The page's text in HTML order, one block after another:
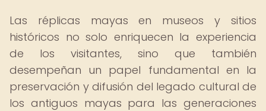
Las réplicas mayas en museos y sitios
históricos no solo enriquecen la experiencia
de los visitantes, sino que también
desempeñan un papel fundamental en la
preservación y difusión del legado cultural de
los antiguos mayas para las generaciones